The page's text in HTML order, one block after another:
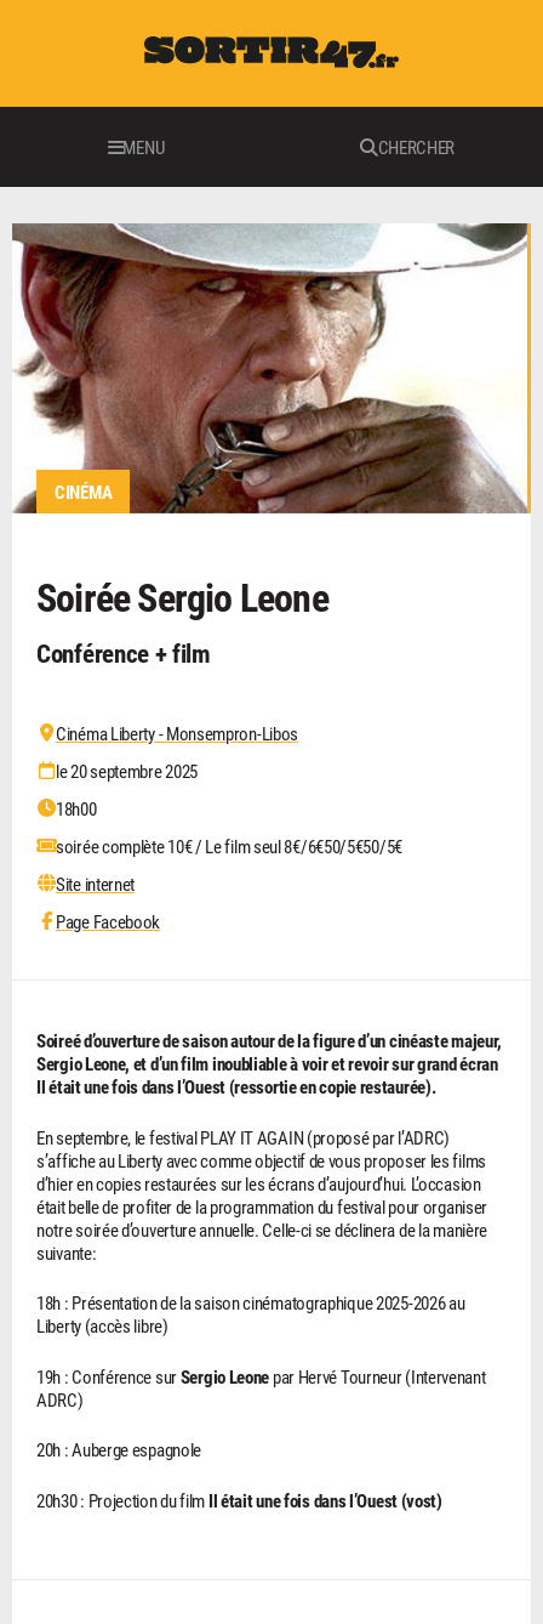
MENU CHERCHER
CINÉMA
Soirée Sergio Leone
Conférence + film
Cinéma Liberty - Monsempron-Libos
le 20 septembre 2025
18h00
soirée complète 10€ / Le film seul 8€/6€50/5€50/5€
Site internet
Page Facebook
Soireé d’ouverture de saison autour de la figure d’un cinéaste majeur,
Sergio Leone, et d’un film inoubliable à voir et revoir sur grand écran
Il était une fois dans l’Ouest (ressortie en copie restaurée).
En septembre, le festival PLAY IT AGAIN (proposé par l’ADRC)
s’affiche au Liberty avec comme objectif de vous proposer les films
d’hier en copies restaurées sur les écrans d’aujourd’hui. L’occasion
était belle de profiter de la programmation du festival pour organiser
notre soirée d’ouverture annuelle. Celle-ci se déclinera de la manière
suivante:
18h : Présentation de la saison cinématographique 2025-2026 au
Liberty (accès libre)
19h : Conférence surSergio Leone par Hervé Tourneur (Intervenant
ADRC)
20h : Auberge espagnole
20h30 : Projection du film Il était une fois dans l’Ouest (vost)